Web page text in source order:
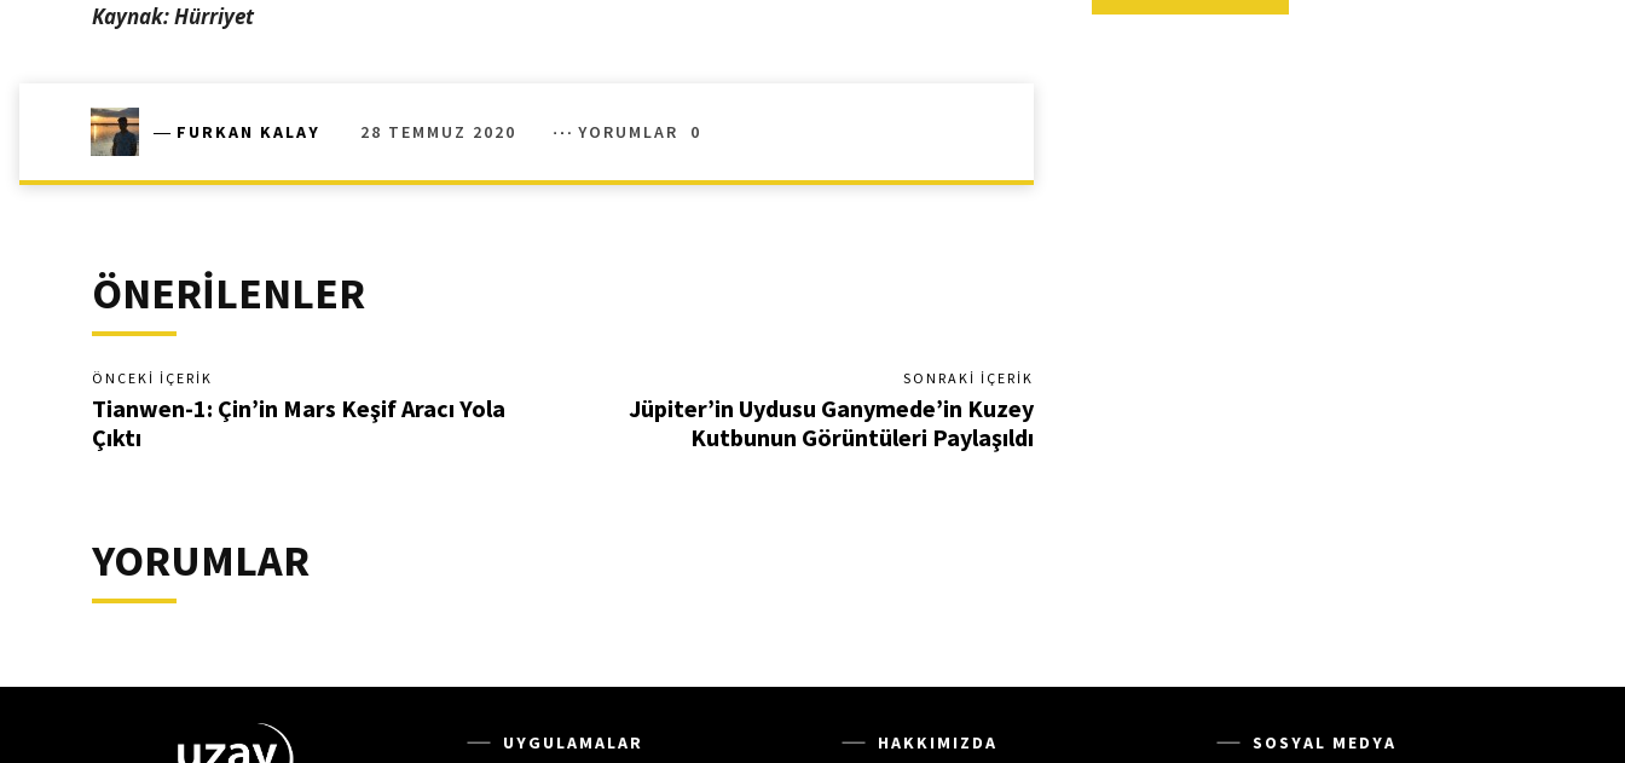
Kaynak: Hürriyet
― FURKAN KALAY 28 TEMMUZ 2020 YORUMLAR 0
ÖNERİLENLER
ÖNCEKI İÇERIK
Tianwen-1: Çin’in Mars Keşif Aracı Yola
Çıktı
SONRAKI İÇERIK
Jüpiter’in Uydusu Ganymede’in Kuzey
Kutbunun Görüntüleri Paylaşıldı
YORUMLAR
UYGULAMALAR HAKKIMIZDA SOSYAL MEDYA